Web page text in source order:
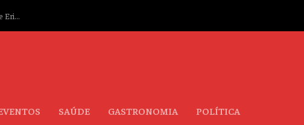
Eri...
SAÚDE GASTRONOMIA POLÍTICA